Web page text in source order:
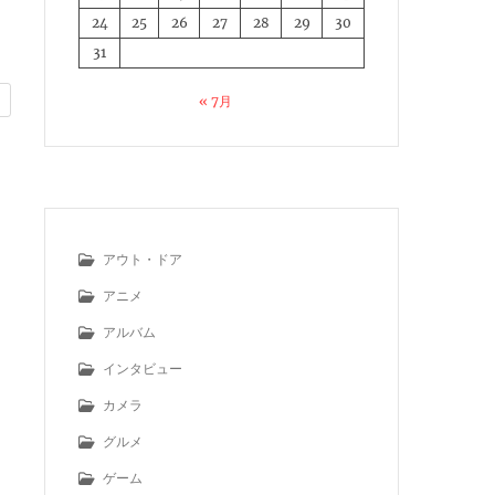
24
25 26 27 28 29
30
31
« 7月
アウト・ドア
アニメ
アルバム
インタビュー
カメラ
グルメ
ゲーム